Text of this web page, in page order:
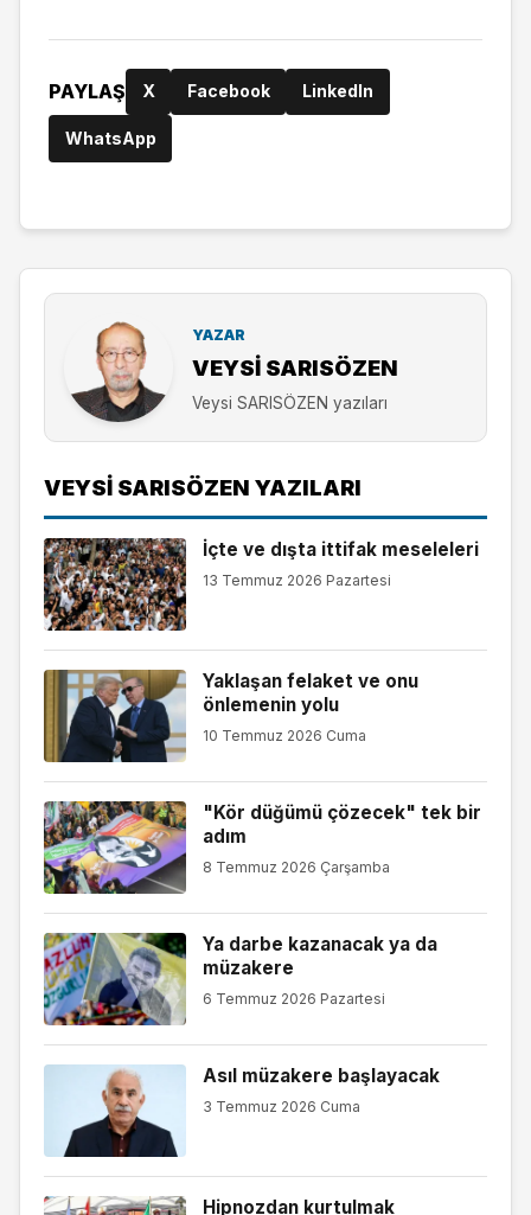
PAYLAŞ X Facebook LinkedIn
WhatsApp
YAZAR
VEYSI SARISÖZEN
Veysi SARISÖZEN yazıları
VEYSI SARISÖZEN YAZILARI
İçte ve dışta ittifak meseleleri
13 Temmuz 2026 Pazartesi
Yaklaşan felaket ve onu
önlemenin yolu
10 Temmuz 2026 Cuma
"Kör düğümü çözecek" tek bir
adım
8 Temmuz 2026 Çarşamba
Ya darbe kazanacak ya da
müzakere
6 Temmuz 2026 Pazartesi
Asıl müzakere başlayacak
3 Temmuz 2026 Cuma
Hipnozdan kurtulmak